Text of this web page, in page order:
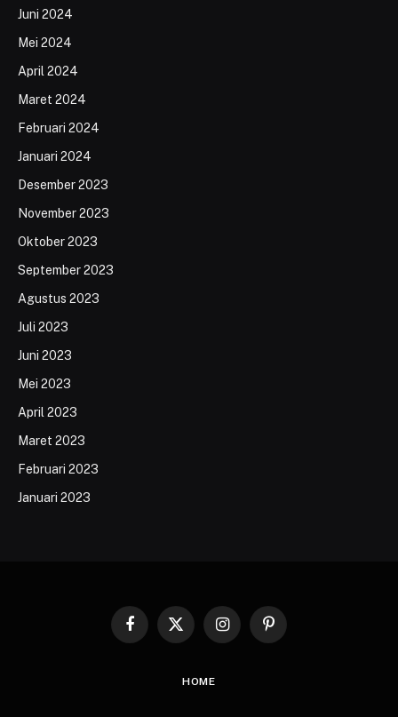
Juni 2024
Mei 2024
April 2024
Maret 2024
Februari 2024
Januari 2024
Desember 2023
November 2023
Oktober 2023
September 2023
Agustus 2023
Juli 2023
Juni 2023
Mei 2023
April 2023
Maret 2023
Februari 2023
Januari 2023
Facebook
X
InstagramPinterest
HOME